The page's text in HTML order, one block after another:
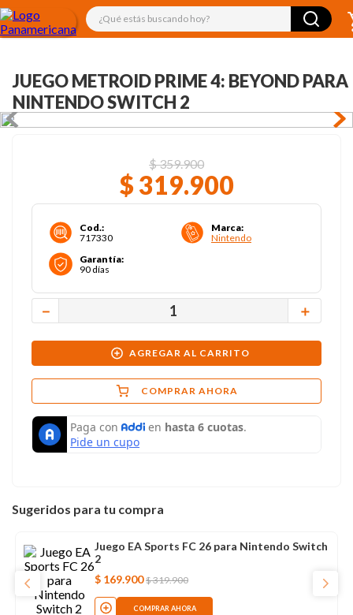
¿Qué estás buscando hoy?
JUEGO METROID PRIME 4: BEYOND PARA
NINTENDO SWITCH 2
$359.900
$ 319.900
Cod.:
717330
Marca:
Nintendo
Garantía:
90 días
＋
－
AGREGAR AL CARRITO
COMPRAR AHORA
Sugeridos para tu compra
Juego EA Sports FC 26 para Nintendo Switch
2
$ 169.900 $319.900
COMPRAR AHORA